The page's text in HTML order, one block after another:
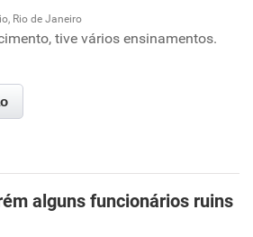
Rio de Janeiro
tive vários ensinamentos.
alguns funcionários ruins